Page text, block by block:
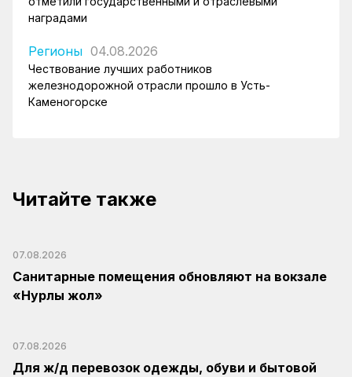
наградами
Регионы 04.08.2026
Чествование лучших работников
железнодорожной отрасли прошло в Усть-
Каменогорске
Читайте также
07.08.2026
Санитарные помещения обновляют на вокзале
«Нурлы жол»
07.08.2026
Для ж/д перевозок одежды, обуви и бытовой